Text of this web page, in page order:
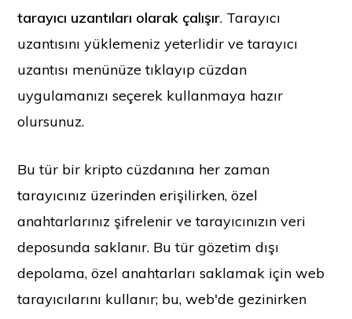
tarayıcı uzantıları olarak çalışır. Tarayıcı
uzantısını yüklemeniz yeterlidir ve tarayıcı
uzantısı menünüze tıklayıp cüzdan
uygulamanızı seçerek kullanmaya hazır
olursunuz.
Bu tür bir kripto cüzdanına her zaman
tarayıcınız üzerinden erişilirken, özel
anahtarlarınız şifrelenir ve tarayıcınızın veri
deposunda saklanır. Bu tür gözetim dışı
depolama, özel anahtarları saklamak için web
tarayıcılarını kullanır; bu, web'de gezinirken